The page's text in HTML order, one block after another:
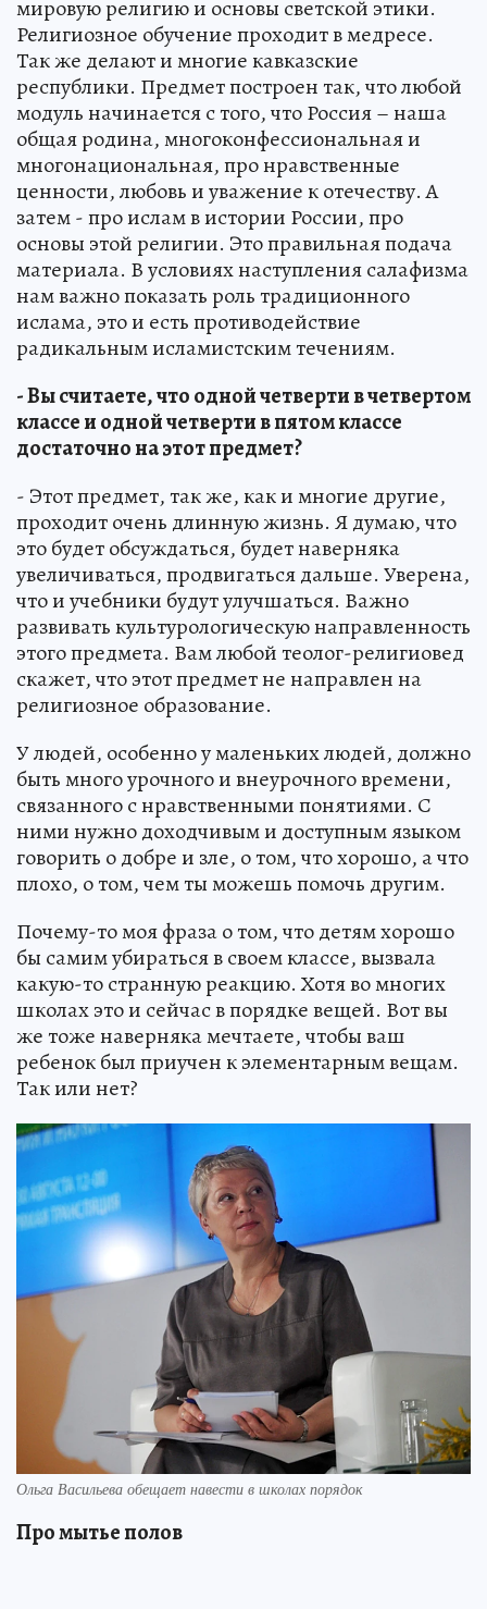
мировую религию и основы светской этики.
Религиозное обучение проходит в медресе.
Так же делают и многие кавказские
республики. Предмет построен так, что любой
модуль начинается с того, что Россия – наша
общая родина, многоконфессиональная и
многонациональная, про нравственные
ценности, любовь и уважение к отечеству. А
затем - про ислам в истории России, про
основы этой религии. Это правильная подача
материала. В условиях наступления салафизма
нам важно показать роль традиционного
ислама, это и есть противодействие
радикальным исламистским течениям.
- Вы считаете, что одной четверти в четвертом
классе и одной четверти в пятом классе
достаточно на этот предмет?
- Этот предмет, так же, как и многие другие,
проходит очень длинную жизнь. Я думаю, что
это будет обсуждаться, будет наверняка
увеличиваться, продвигаться дальше. Уверена,
что и учебники будут улучшаться. Важно
развивать культурологическую направленность
этого предмета. Вам любой теолог-религиовед
скажет, что этот предмет не направлен на
религиозное образование.
У людей, особенно у маленьких людей, должно
быть много урочного и внеурочного времени,
связанного с нравственными понятиями. С
ними нужно доходчивым и доступным языком
говорить о добре и зле, о том, что хорошо, а что
плохо, о том, чем ты можешь помочь другим.
Почему-то моя фраза о том, что детям хорошо
бы самим убираться в своем классе, вызвала
какую-то странную реакцию. Хотя во многих
школах это и сейчас в порядке вещей. Вот вы
же тоже наверняка мечтаете, чтобы ваш
ребенок был приучен к элементарным вещам.
Так или нет?
Ольга Васильева обещает навести в школах порядок
Про мытье полов